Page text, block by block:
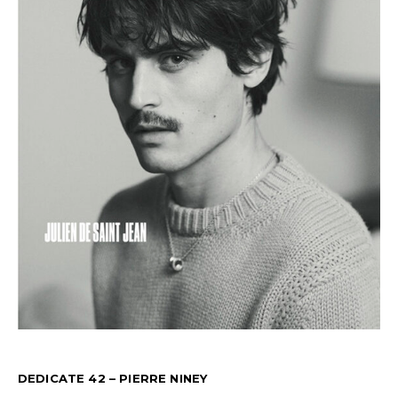
DEDICATE 42 – PIERRE NINEY